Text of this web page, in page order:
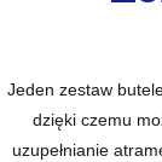
Jeden zestaw
dzięki czemu
uzupełnianie